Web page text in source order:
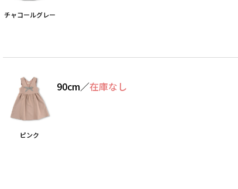
チャコールグレー
ピンク
90cm／在庫なし